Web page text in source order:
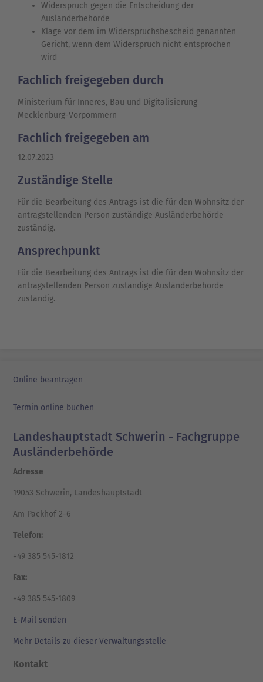
Widerspruch gegen die Entscheidung der
Ausländerbehörde
Klage vor dem im Widerspruchsbescheid genannten
Gericht, wenn dem Widerspruch nicht entsprochen
wird
Fachlich freigegeben durch
Ministerium für Inneres, Bau und Digitalisierung
Mecklenburg-Vorpommern
Fachlich freigegeben am
12.07.2023
Zuständige Stelle
Für die Bearbeitung des Antrags ist die für den Wohnsitz der
antragstellenden Person zuständige Ausländerbehörde
zuständig.
Ansprechpunkt
Für die Bearbeitung des Antrags ist die für den Wohnsitz der
antragstellenden Person zuständige Ausländerbehörde
zuständig.
Online beantragen
Termin online buchen
Landeshauptstadt Schwerin - Fachgruppe
Ausländerbehörde
Adresse
19053 Schwerin, Landeshauptstadt
Am Packhof 2-6
Telefon:
+49 385 545-1812
Fax:
+49 385 545-1809
E-Mail senden
Mehr Details zu dieser Verwaltungsstelle
Kontakt